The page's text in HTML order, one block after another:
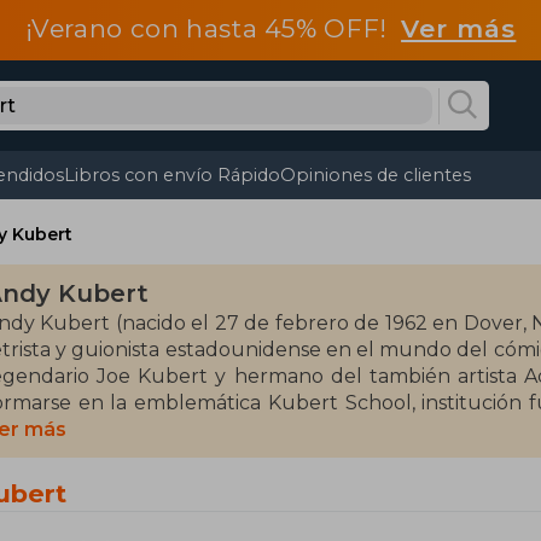
¡Verano con hasta 45% OFF!Ver más
Libros con envío RápidoOpiniones de clientes
Kubert
Kubert
Kubert (nacido el 27 de febrero de 1962 en Dover,
y guionista estadounidense en el mundo del
Joe Kubert y hermano del también artista
en la emblemática Kubert School, institución
clases.
su carrera en DC Comics en la década de 1980
Strange y el crossover Batman Versus Predator.
una huella imborrable en títulos como Uncanny
más